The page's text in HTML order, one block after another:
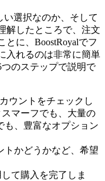
選択なのか、そして
解したところで、注文
に、BoostRoyalでフ
入れるのは非常に簡単
のステップで説明で
ウントをチェックし
マーフでも、大量の
も、豊富なオプション
トかどうかなど、希望
て購入を完了しま